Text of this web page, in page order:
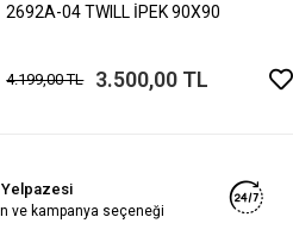
2692A-04 TWILL İPEK 90X90
4.199,00 TL 3.500,00 TL
Yelpazesi
ve kampanya seçeneği